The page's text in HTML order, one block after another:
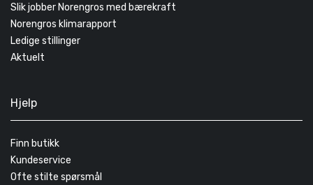
Slik jobber Norengros med bærekraft
Norengros klimarapport
Ledige stillinger
Aktuelt
Hjelp
Finn butikk
Kundeservice
Ofte stilte spørsmål